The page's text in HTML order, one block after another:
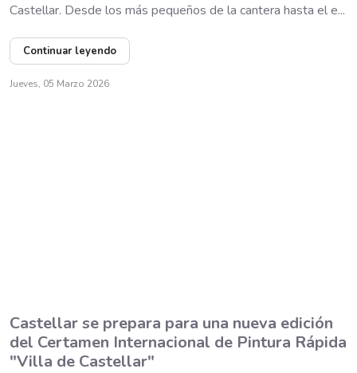
Castellar. Desde los más pequeños de la cantera hasta el e...
Continuar leyendo
Jueves, 05 Marzo 2026
Castellar se prepara para una nueva edición
del Certamen Internacional de Pintura Rápida
"Villa de Castellar"